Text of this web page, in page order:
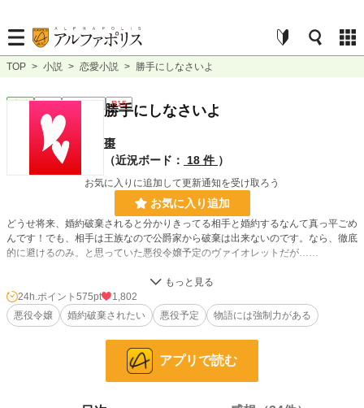
TOP > 小説 > 恋愛小説 > 勝手にしなさいよ
完結 ｼｮｰﾄｼｮｰﾄ R15
勝手にしなさいよ
棗
（近況ボード：
18 件 ）
お気に入りに追加して更新通知を受け取ろう
お気に入り追加
どうせ将来、婚約破棄されると分かりきってる相手と婚約するなんて真っ平ごめ
んです！でも、相手は王族なので公爵家から破棄は出来ないのです。なら、徹底
的に避けるのみ。と思っていた悪役令嬢予定のヴァイオレットだが……
2,366 位 / 228,638 件
恋愛 1,319 位 / 66,327 件
16,625
24h.ポイント 575pt
1,802
悪役令嬢
婚約破棄されたい 悪役予定 物語には強制力がある
アプリで読む